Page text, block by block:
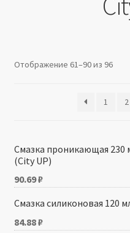
Политика в отношении
Отображение 61–90 из 96
1 2
Смазка проникающая 230
(City UP)
90.69₽
Смазка силиконовая 120
84.88₽